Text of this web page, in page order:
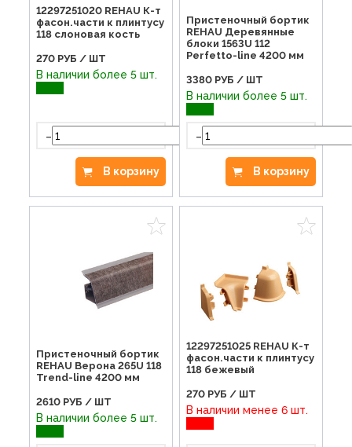
12297251020 REHAU К-т
фасон.части к плинтусу
118 слоновая кость
270 РУБ / ШТ
В наличии более 5 шт.
-
В корзину
Пристеночный бортик
REHAU Деревянные
блоки 1563U 112
Perfetto-line 4200 мм
3380 РУБ / ШТ
В наличии более 5 шт.
-
В корзину
Пристеночный бортик
REHAU Верона 265U 118
Trend-line 4200 мм
2610 РУБ / ШТ
В наличии более 5 шт.
12297251025 REHAU К-т
фасон.части к плинтусу
118 бежевый
270 РУБ / ШТ
В наличии менее 6 шт.